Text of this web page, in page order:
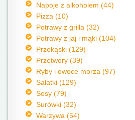
Napoje z alkoholem (44)
Pizza (10)
Potrawy z grilla (32)
Potrawy z jaj i mąki (104)
Przekąski (129)
Przetwory (39)
Ryby i owoce morza (97)
Sałatki (129)
Sosy (79)
Surówki (32)
Warzywa (54)